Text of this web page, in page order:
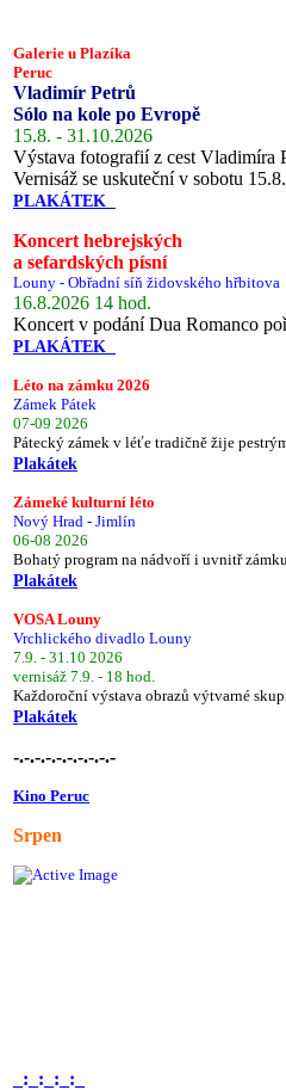
Galerie u Plazíka
Peruc
Vladimír Petrů
Sólo na kole po Evropě
15.8. - 31.10.2026
Výstava fotografií z cest Vladimíra
Vernisáž se uskuteční v sobotu
PLAKÁTEK
Koncert hebrejských
a sefardských písní
Louny - Obřadní síň židovského hřbitova
16.8.2026 14 hod.
Koncert v podání Dua Romanco
PLAKÁTEK
Léto na zámku 2026
Zámek Pátek
07-09 2026
Pátecký zámek v léťe tradičně žije
Plakátek
Zámeké kulturní léto
Nový Hrad - Jimlín
06-08 2026
Bohatý program na nádvoří i uvnitř zámku.
Plakátek
VOSA Louny
Vrchlického divadlo Louny
7.9. - 31.10 2026
vernisáž 7.9. - 18 hod.
Každoroční výstava obrazů výtvarné
Plakátek
-.-.-.-.-.-.-.-.-.-
Kino Peruc
Srpen
_:_:_:_:_